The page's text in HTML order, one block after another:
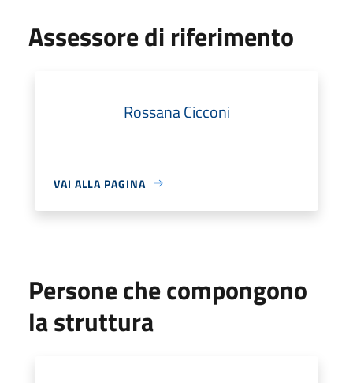
Assessore di riferimento
Rossana Cicconi
VAI ALLA PAGINA
Persone che compongono
la struttura